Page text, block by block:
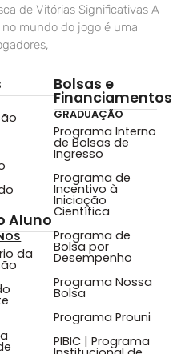
de Vitórias Significativas A
mundo do jogo é uma
Aluno
da
Bolsas e
Financiamentos
GRADUAÇÃO
Programa Interno
de Bolsas de
Ingresso
Programa de
Incentivo à
Iniciação
Científica
Programa de
Bolsa por
Desempenho
Programa Nossa
Bolsa
Programa Prouni
PIBIC | Programa